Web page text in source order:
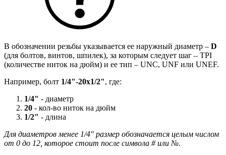
В обозначении резьбы указывается ее наружный диаметр – D
(для болтов, винтов, шпилек), за которым следует шаг – TPI
(количестве ниток на дюйм) и ее тип – UNC, UNF или UNEF.
Например, болт 1/4"-20х1/2", где:
1/4" - диаметр
20 - кол-во ниток на дюйм
1/2" - длина
Для диаметров менее 1/4" размер обозначается целым числом
от 0 до 12, которое стоит после символа # или №.